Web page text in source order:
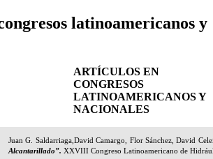
latinoamericanos y
ARTÍCULOS EN
CONGRESOS
LATINOAMERICANOS Y
NACIONALES
Juan G. Saldarriaga, David Camargo, Flor Sánchez, David
Alcantarillado”. XXVIII Congreso Latinoamericano de